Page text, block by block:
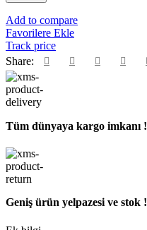
Add to compare
Favorilere Ekle
Track price
Share:
Tüm dünyaya kargo imkanı !
Geniş ürün yelpazesi ve stok !